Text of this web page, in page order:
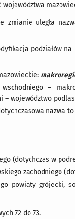
województwa
zmianie uległa
podziałów
–
– województwo
nazwa to
(dotychczas w
zachodniego
powiaty grójecki,
72 do 73.